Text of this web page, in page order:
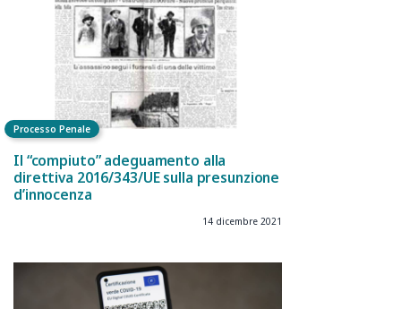
Processo Penale
Il “compiuto” adeguamento alla
direttiva 2016/343/UE sulla presunzione
d’innocenza
14 dicembre 2021